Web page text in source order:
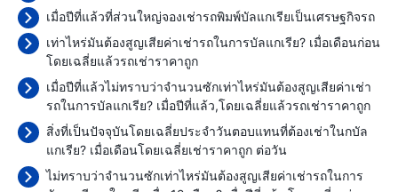
เมื่อปีที่แล้วที่ส่วนใหญ่จองเช่ารถพิมพ์บัลแกเรียเป็นเศรษฐกิจรถ
เท่าไหร่มันต้องสูญเสียค่าเช่ารถในการบัลแกเรีย? เมื่อเดือนก่อน
โดยเฉลี่ยแล้วรถเช่าราคาถูก
เมื่อปีที่แล้วไม่ทราบว่าจำนวนซักเท่าไหร่มันต้องสูญเสียค่าเช่า
รถในการบัลแกเรีย? เมื่อปีที่แล้ว,โดยเฉลี่ยแล้วรถเช่าราคาถูก
สิ่งที่เป็นปัจจุบันโดยเฉลี่ยประจำวันตอบแทนที่ต้องเช่าในกบัล
แกเรีย? เมื่อเดือนโดยเฉลี่ยเช่าราคาถูก ต่อวัน
ไม่ทราบว่าจำนวนซักเท่าไหร่มันต้องสูญเสียค่าเช่ารถในการ